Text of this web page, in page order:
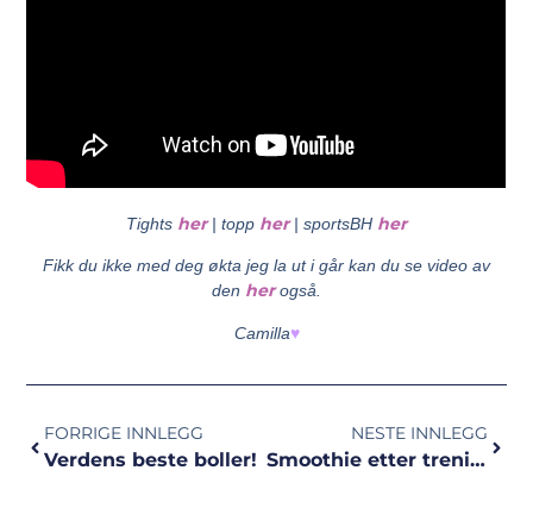
Tights her| topp her| sportsBH her
Fikk du ikke med deg økta jeg la ut i går kan du se video av
den herogså.
Camilla♥
FORRIGE INNLEGG
Verdens beste boller!
NESTE INNLEGG
Smoothie etter trening